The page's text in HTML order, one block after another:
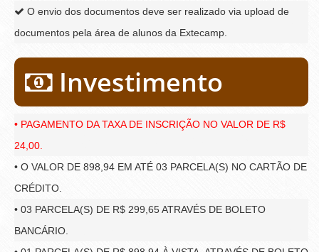
O envio dos documentos deve ser realizado via upload de
documentos pela área de alunos da Extecamp.
Investimento
• PAGAMENTO DA TAXA DE INSCRIÇÃO NO VALOR DE R$
24,00.
• O VALOR DE 898,94 EM ATÉ 03 PARCELA(S) NO CARTÃO DE
CRÉDITO.
• 03 PARCELA(S) DE R$ 299,65 ATRAVÉS DE BOLETO
BANCÁRIO.